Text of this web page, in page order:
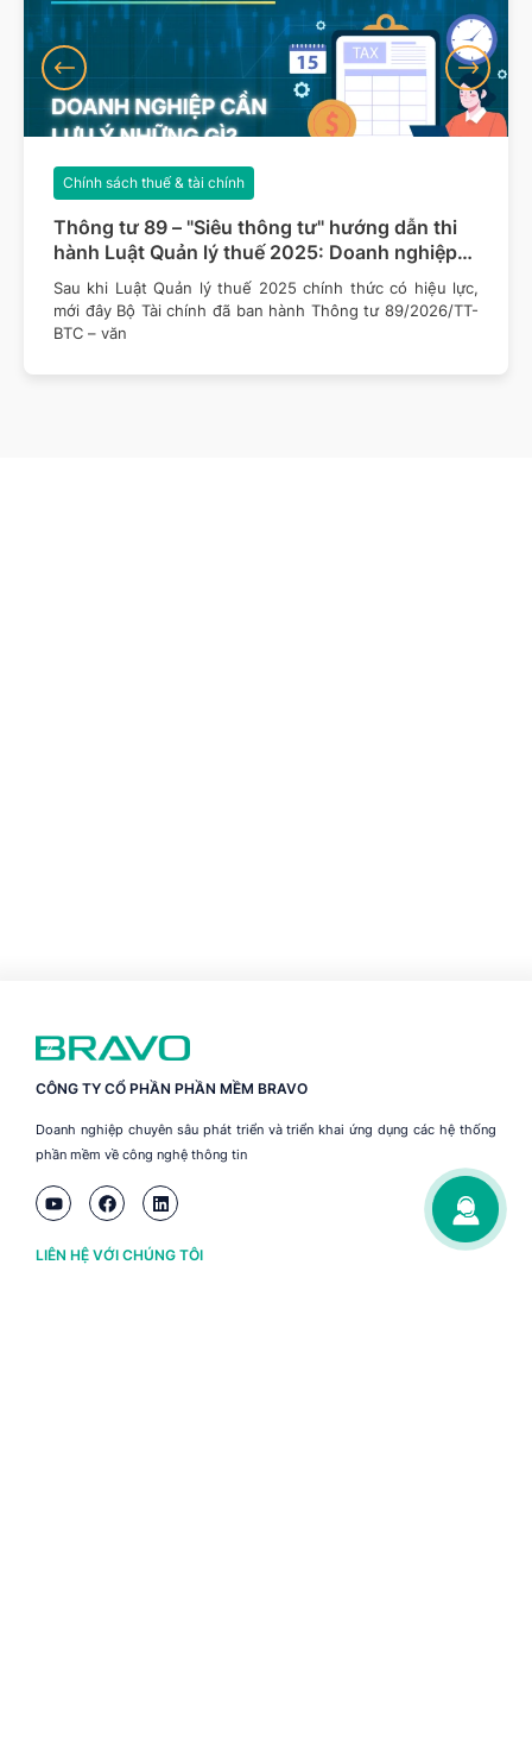
Thông tư 89 – "Siêu thông tư" hướng dẫn thi
hành Luật Quản lý thuế 2025: Doanh nghiệp
cần lưu ý những gì?
Chính sách thuế & tài chính
Sau khi Luật Quản lý thuế 2025 chính thức có hiệu lực,
mới đây Bộ Tài chính đã ban hành Thông tư 89/2026/TT-
BTC – văn
CÔNG TY CỔ PHẦN PHẦN MỀM BRAVO
Doanh nghiệp chuyên sâu phát triển và triển khai ứng dụng các hệ thống
phần mềm về công nghệ thông tin
LIÊN HỆ VỚI CHÚNG TÔI